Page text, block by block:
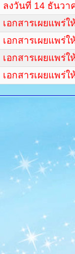
ลงวันที่ 14 ธันวา
เอกสารเผยแพร่
เอกสารเผยแพร่
เอกสารเผยแพร่
เอกสารเผยแพร่